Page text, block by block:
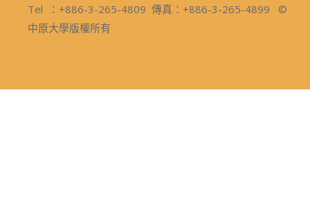
Tel ：+886-3-265-4809 傳真：+886-3-265-4899 ©
中原大學版權所有